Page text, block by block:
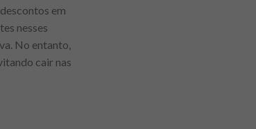
em
nesses
No entanto,
cair nas